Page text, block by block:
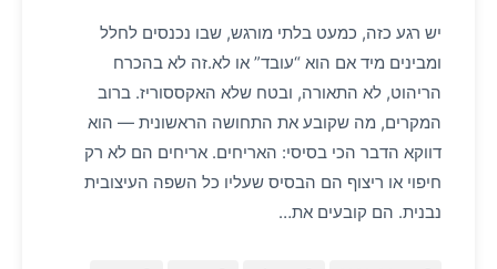
יש רגע כזה, כמעט בלתי מורגש, שבו נכנסים לחלל
ומבינים מיד אם הוא “עובד” או לא.זה לא בהכרח
הריהוט, לא התאורה, ובטח שלא האקססוריז. ברוב
המקרים, מה שקובע את התחושה הראשונית — הוא
דווקא הדבר הכי בסיסי: האריחים. אריחים הם לא רק
חיפוי או ריצוף הם הבסיס שעליו כל השפה העיצובית
נבנית. הם קובעים את…